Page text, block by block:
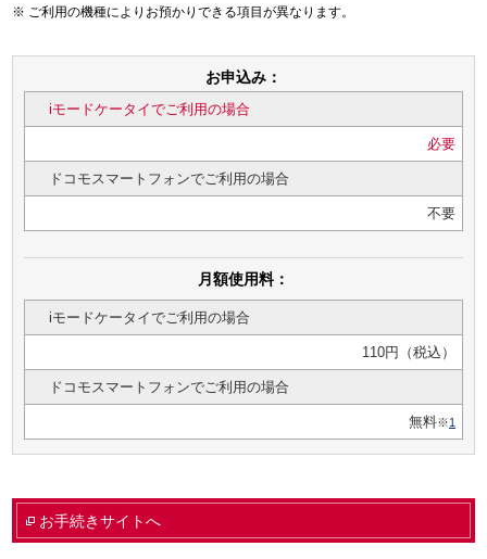
ご利用の機種によりお預かりできる項目が異なります。
お申込み：
iモードケータイでご利用の場合
必要
ドコモスマートフォンでご利用の場合
不要
月額使用料：
iモードケータイでご利用の場合
110円（税込）
ドコモスマートフォンでご利用の場合
無料※1
お手続きサイトへ